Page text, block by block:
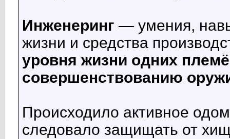
Инженеринг — умения,
жизни и средства
уровня жизни одних
совершенствованию
Происходило активное
следовало защищать от